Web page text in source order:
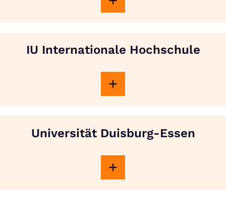
IU Internationale Hochschule
Universität Duisburg-Essen